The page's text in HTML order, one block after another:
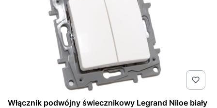
Włącznik podwójny świecznikowy Legrand Niloe biały